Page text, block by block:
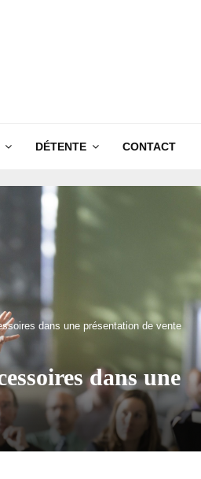
DÉTENTE CONTACT
dans une présentation de vente
dans une